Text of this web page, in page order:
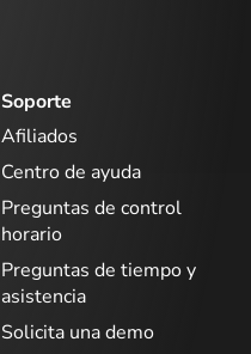
Soporte
Afiliados
Centro de ayuda
Preguntas de control
horario
Preguntas de tiempo y
asistencia
Solicita una demo